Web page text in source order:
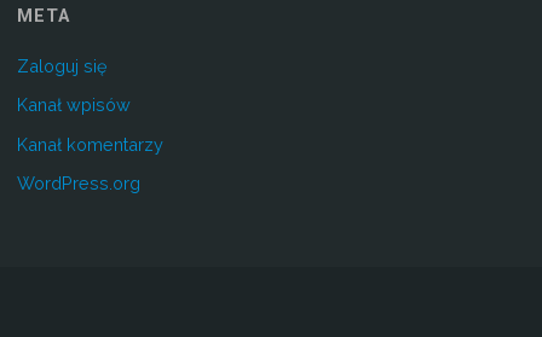
META
Zaloguj się
Kanał wpisów
Kanał komentarzy
WordPress.org